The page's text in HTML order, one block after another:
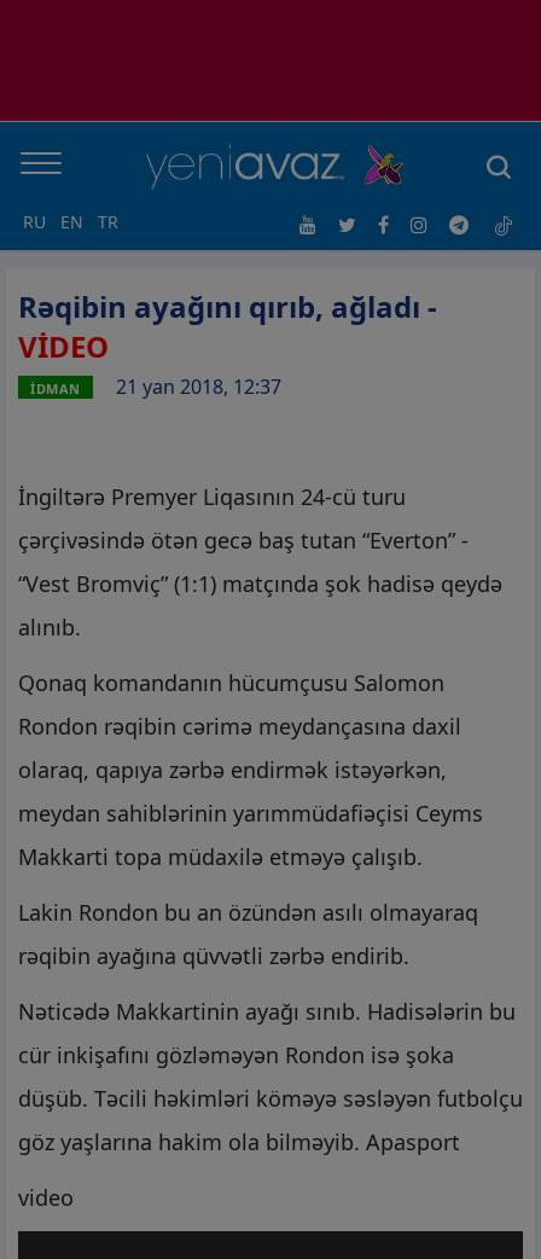
RU EN TR
Rəqibin ayağını qırıb, ağladı -
VİDEO
İDMAN 21 yan 2018, 12:37
İngiltərə Premyer Liqasının 24-cü turu
çərçivəsində ötən gecə baş tutan “Everton” -
“Vest Bromviç” (1:1) matçında şok hadisə qeydə
alınıb.
Qonaq komandanın hücumçusu Salomon
Rondon rəqibin cərimə meydançasına daxil
olaraq, qapıya zərbə endirmək istəyərkən,
meydan sahiblərinin yarımmüdafiəçisi Ceyms
Makkarti topa müdaxilə etməyə çalışıb.
Lakin Rondon bu an özündən asılı olmayaraq
rəqibin ayağına qüvvətli zərbə endirib.
Nəticədə Makkartinin ayağı sınıb. Hadisələrin bu
cür inkişafını gözləməyən Rondon isə şoka
düşüb. Təcili həkimləri köməyə səsləyən futbolçu
göz yaşlarına hakim ola bilməyib. Apasport
video